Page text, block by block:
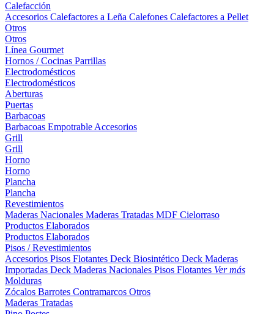
Calefacción
Accesorios Calefactores a Leña Calefones Calefactores a Pellet
Otros
Otros
Línea Gourmet
Hornos / Cocinas Parrillas
Electrodomésticos
Electrodomésticos
Aberturas
Puertas
Barbacoas
Barbacoas Empotrable Accesorios
Grill
Grill
Horno
Horno
Plancha
Plancha
Revestimientos
Maderas Nacionales Maderas Tratadas MDF Cielorraso
Productos Elaborados
Productos Elaborados
Pisos / Revestimientos
Accesorios Pisos Flotantes Deck Biosintético Deck Maderas
Importadas Deck Maderas Nacionales Pisos Flotantes Ver más
Molduras
Zócalos Barrotes Contramarcos Otros
Maderas Tratadas